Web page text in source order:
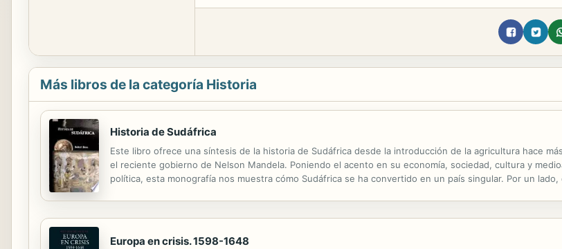
Más libros de la categoría Historia
Historia de Sudáfrica
Este libro ofrece una síntesis de la historia de Sudáfrica desde la introducción de la agricultura hace
el reciente gobierno de Nelson Mandela. Poniendo el acento en su economía, sociedad, cultura y
política, esta monografía nos muestra cómo Sudáfrica se ha convertido en un país singular. Por un
Europa en crisis. 1598-1648